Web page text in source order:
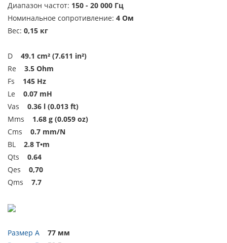
Диапазон частот: 150 - 20 000 Гц
Номинальное сопротивление: 4 Ом
Вес: 0,15 кг
D 49.1 cm² (7.611 in²)
Re 3.5 Ohm
Fs 145 Hz
Le 0.07 mH
Vas 0.36 l (0.013 ft)
Mms 1.68 g (0.059 oz)
Cms 0.7 mm/N
BL 2.8 T•m
Qts 0.64
Qes 0,70
Qms 7.7
Размер A
77 мм